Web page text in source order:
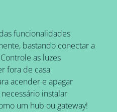
funcionalidades
bastando conectar a
as luzes
fora de casa
acender e apagar
instalar
um hub ou gateway!